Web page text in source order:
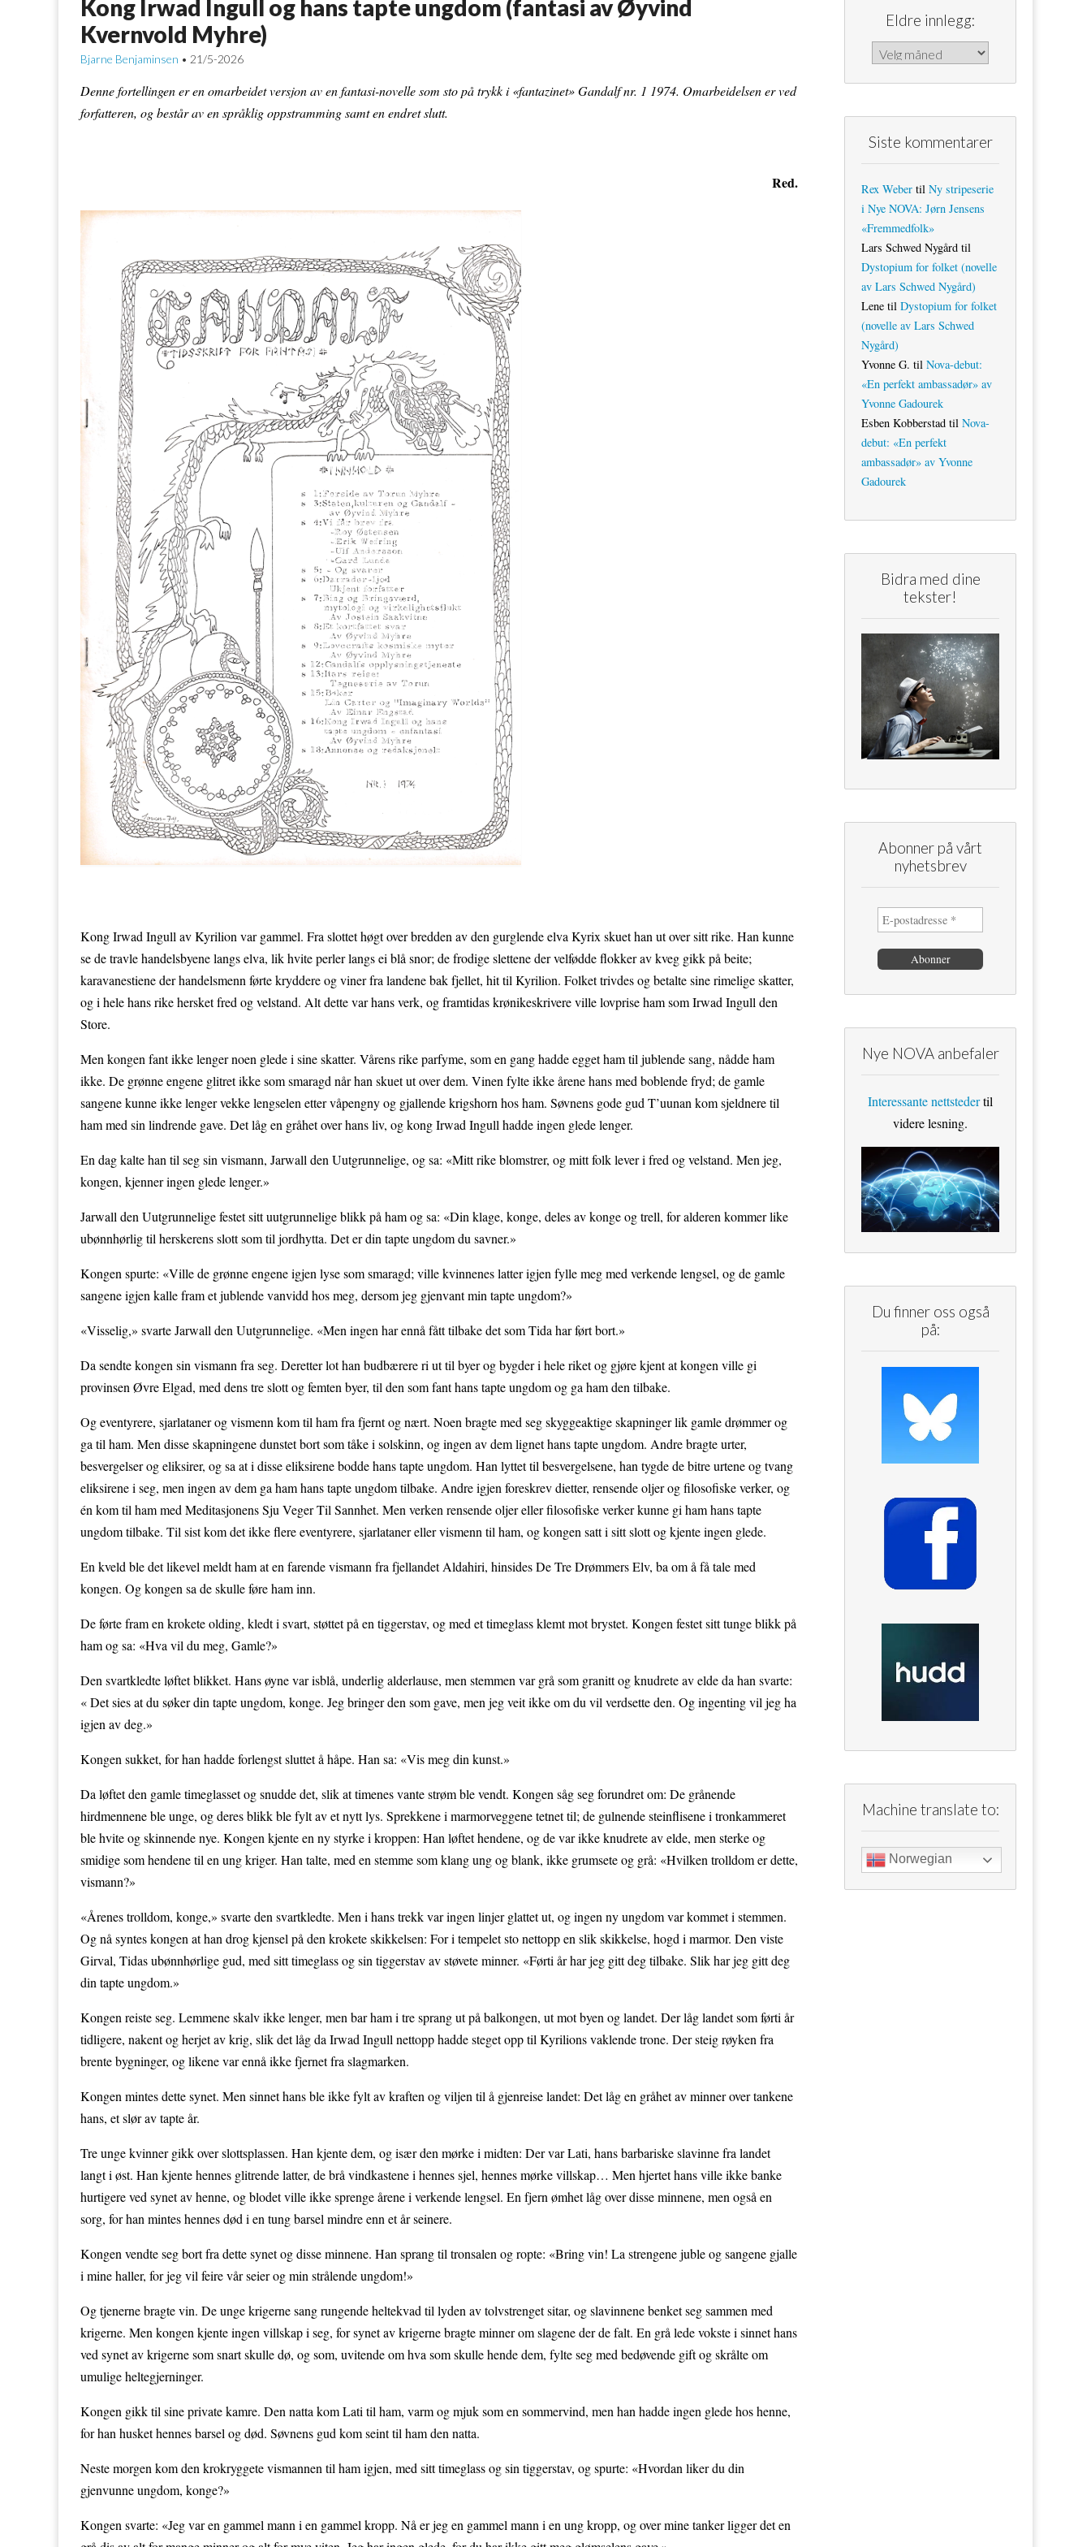
Kong Irwad Ingull og hans tapte ungdom (fantasi av Øyvind
Kvernvold Myhre)
Bjarne Benjaminsen • 21/5-2026
Denne fortellingen er en omarbeidet versjon av en fantasi-novelle som sto på trykk i «fantazinet» Gandalf nr. 1 1974. Omarbeidelsen er ved
forfatteren, og består av en språklig oppstramming samt en endret slutt.
Red.
Kong Irwad Ingull av Kyrilion var gammel. Fra slottet høgt over bredden av den gurglende elva Kyrix skuet han ut over sitt rike. Han kunne
se de travle handelsbyene langs elva, lik hvite perler langs ei blå snor; de frodige slettene der velfødde flokker av kveg gikk på beite;
karavanestiene der handelsmenn førte kryddere og viner fra landene bak fjellet, hit til Kyrilion. Folket trivdes og betalte sine rimelige skatter,
og i hele hans rike hersket fred og velstand. Alt dette var hans verk, og framtidas krønikeskrivere ville lovprise ham som Irwad Ingull den
Store.
Men kongen fant ikke lenger noen glede i sine skatter. Vårens rike parfyme, som en gang hadde egget ham til jublende sang, nådde ham
ikke. De grønne engene glitret ikke som smaragd når han skuet ut over dem. Vinen fylte ikke årene hans med boblende fryd; de gamle
sangene kunne ikke lenger vekke lengselen etter våpengny og gjallende krigshorn hos ham. Søvnens gode gud T’uunan kom sjeldnere til
ham med sin lindrende gave. Det låg en gråhet over hans liv, og kong Irwad Ingull hadde ingen glede lenger.
En dag kalte han til seg sin vismann, Jarwall den Uutgrunnelige, og sa: «Mitt rike blomstrer, og mitt folk lever i fred og velstand. Men jeg,
kongen, kjenner ingen glede lenger.»
Jarwall den Uutgrunnelige festet sitt uutgrunnelige blikk på ham og sa: «Din klage, konge, deles av konge og trell, for alderen kommer like
ubønnhørlig til herskerens slott som til jordhytta. Det er din tapte ungdom du savner.»
Kongen spurte: «Ville de grønne engene igjen lyse som smaragd; ville kvinnenes latter igjen fylle meg med verkende lengsel, og de gamle
sangene igjen kalle fram et jublende vanvidd hos meg, dersom jeg gjenvant min tapte ungdom?»
«Visselig,» svarte Jarwall den Uutgrunnelige. «Men ingen har ennå fått tilbake det som Tida har ført bort.»
Da sendte kongen sin vismann fra seg. Deretter lot han budbærere ri ut til byer og bygder i hele riket og gjøre kjent at kongen ville gi
provinsen Øvre Elgad, med dens tre slott og femten byer, til den som fant hans tapte ungdom og ga ham den tilbake.
Og eventyrere, sjarlataner og vismenn kom til ham fra fjernt og nært. Noen bragte med seg skyggeaktige skapninger lik gamle drømmer og
ga til ham. Men disse skapningene dunstet bort som tåke i solskinn, og ingen av dem lignet hans tapte ungdom. Andre bragte urter,
besvergelser og eliksirer, og sa at i disse eliksirene bodde hans tapte ungdom. Han lyttet til besvergelsene, han tygde de bitre urtene og tvang
eliksirene i seg, men ingen av dem ga ham hans tapte ungdom tilbake. Andre igjen foreskrev dietter, rensende oljer og filosofiske verker, og
én kom til ham med Meditasjonens Sju Veger Til Sannhet. Men verken rensende oljer eller filosofiske verker kunne gi ham hans tapte
ungdom tilbake. Til sist kom det ikke flere eventyrere, sjarlataner eller vismenn til ham, og kongen satt i sitt slott og kjente ingen glede.
En kveld ble det likevel meldt ham at en farende vismann fra fjellandet Aldahiri, hinsides De Tre Drømmers Elv, ba om å få tale med
kongen. Og kongen sa de skulle føre ham inn.
De førte fram en krokete olding, kledt i svart, støttet på en tiggerstav, og med et timeglass klemt mot brystet. Kongen festet sitt tunge blikk på
ham og sa: «Hva vil du meg, Gamle?»
Den svartkledte løftet blikket. Hans øyne var isblå, underlig alderlause, men stemmen var grå som granitt og knudrete av elde da han svarte:
« Det sies at du søker din tapte ungdom, konge. Jeg bringer den som gave, men jeg veit ikke om du vil verdsette den. Og ingenting vil jeg ha
igjen av deg.»
Kongen sukket, for han hadde forlengst sluttet å håpe. Han sa: «Vis meg din kunst.»
Da løftet den gamle timeglasset og snudde det, slik at timenes vante strøm ble vendt. Kongen såg seg forundret om: De grånende
hirdmennene ble unge, og deres blikk ble fylt av et nytt lys. Sprekkene i marmorveggene tetnet til; de gulnende steinflisene i tronkammeret
ble hvite og skinnende nye. Kongen kjente en ny styrke i kroppen: Han løftet hendene, og de var ikke knudrete av elde, men sterke og
smidige som hendene til en ung kriger. Han talte, med en stemme som klang ung og blank, ikke grumsete og grå: «Hvilken trolldom er dette,
vismann?»
«Årenes trolldom, konge,» svarte den svartkledte. Men i hans trekk var ingen linjer glattet ut, og ingen ny ungdom var kommet i stemmen.
Og nå syntes kongen at han drog kjensel på den krokete skikkelsen: For i tempelet sto nettopp en slik skikkelse, hogd i marmor. Den viste
Girval, Tidas ubønnhørlige gud, med sitt timeglass og sin tiggerstav av støvete minner. «Førti år har jeg gitt deg tilbake. Slik har jeg gitt deg
din tapte ungdom.»
Kongen reiste seg. Lemmene skalv ikke lenger, men bar ham i tre sprang ut på balkongen, ut mot byen og landet. Der låg landet som førti år
tidligere, nakent og herjet av krig, slik det låg da Irwad Ingull nettopp hadde steget opp til Kyrilions vaklende trone. Der steig røyken fra
brente bygninger, og likene var ennå ikke fjernet fra slagmarken.
Kongen mintes dette synet. Men sinnet hans ble ikke fylt av kraften og viljen til å gjenreise landet: Det låg en gråhet av minner over tankene
hans, et slør av tapte år.
Tre unge kvinner gikk over slottsplassen. Han kjente dem, og især den mørke i midten: Der var Lati, hans barbariske slavinne fra landet
langt i øst. Han kjente hennes glitrende latter, de brå vindkastene i hennes sjel, hennes mørke villskap… Men hjertet hans ville ikke banke
hurtigere ved synet av henne, og blodet ville ikke sprenge årene i verkende lengsel. En fjern ømhet låg over disse minnene, men også en
sorg, for han mintes hennes død i en tung barsel mindre enn et år seinere.
Kongen vendte seg bort fra dette synet og disse minnene. Han sprang til tronsalen og ropte: «Bring vin! La strengene juble og sangene gjalle
i mine haller, for jeg vil feire vår seier og min strålende ungdom!»
Og tjenerne bragte vin. De unge krigerne sang rungende heltekvad til lyden av tolvstrenget sitar, og slavinnene benket seg sammen med
krigerne. Men kongen kjente ingen villskap i seg, for synet av krigerne bragte minner om slagene der de falt. En grå lede vokste i sinnet hans
ved synet av krigerne som snart skulle dø, og som, uvitende om hva som skulle hende dem, fylte seg med bedøvende gift og skrålte om
umulige heltegjerninger.
Kongen gikk til sine private kamre. Den natta kom Lati til ham, varm og mjuk som en sommervind, men han hadde ingen glede hos henne,
for han husket hennes barsel og død. Søvnens gud kom seint til ham den natta.
Neste morgen kom den krokryggete vismannen til ham igjen, med sitt timeglass og sin tiggerstav, og spurte: «Hvordan liker du din
gjenvunne ungdom, konge?»
Kongen svarte: «Jeg var en gammel mann i en gammel kropp. Nå er jeg en gammel mann i en ung kropp, og over mine tanker ligger det en
Eldre innlegg:
Eldre innlegg:
Siste kommentarer
Rex Weber til Ny stripeserie
i Nye NOVA: Jørn Jensens
«Fremmedfolk»
Lars Schwed Nygård til
Dystopium for folket (novelle
av Lars Schwed Nygård)
Lene til Dystopium for folket
(novelle av Lars Schwed
Nygård)
Yvonne G. til Nova-debut:
«En perfekt ambassadør» av
Yvonne Gadourek
Esben Kobberstad til Nova-
debut: «En perfekt
ambassadør» av Yvonne
Gadourek
Bidra med dine
tekster!
Abonner på vårt
nyhetsbrev
Nye NOVA anbefaler
Interessante nettstedertil
videre lesning.
Du finner oss også
på:
Machine translate to:
Norwegian